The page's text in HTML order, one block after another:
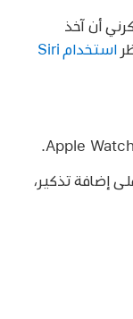
أن آخذ
استخدام Siri
إضافة تذكير،